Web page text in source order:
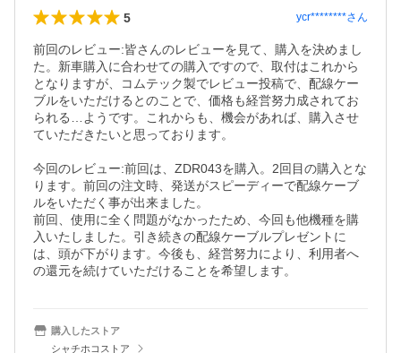
5 ycr********さん
前回のレビュー:皆さんのレビューを見て、購入を決めまし
た。新車購入に合わせての購入ですので、取付はこれから
となりますが、コムテック製でレビュー投稿で、配線ケー
ブルをいただけるとのことで、価格も経営努力成されてお
られる…ようです。これからも、機会があれば、購入させ
ていただきたいと思っております。
今回のレビュー:前回は、ZDR043を購入。2回目の購入とな
ります。前回の注文時、発送がスピーディーで配線ケーブ
ルをいただく事が出来ました。
前回、使用に全く問題がなかったため、今回も他機種を購
入いたしました。引き続きの配線ケーブルプレゼントに
は、頭が下がります。今後も、経営努力により、利用者へ
の還元を続けていただけることを希望します。
購入したストア
シャチホコストア